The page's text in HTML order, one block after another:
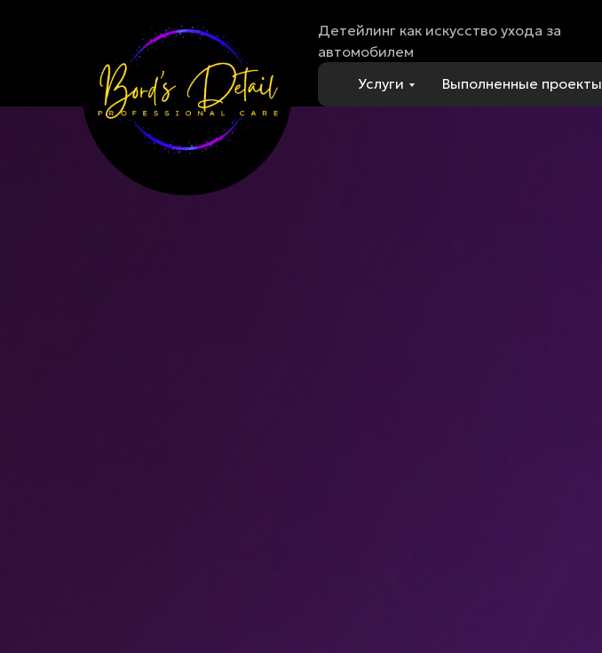
Выполненные проекты
Услуги
Детейлинг как искусство ухода за
автомобилем